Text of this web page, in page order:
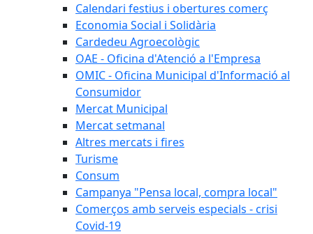
Calendari festius i obertures comerç
Economia Social i Solidària
Cardedeu Agroecològic
OAE - Oficina d'Atenció a l'Empresa
OMIC - Oficina Municipal d'Informació al
Consumidor
Mercat Municipal
Mercat setmanal
Altres mercats i fires
Turisme
Consum
Campanya "Pensa local, compra local"
Comerços amb serveis especials - crisi
Covid-19